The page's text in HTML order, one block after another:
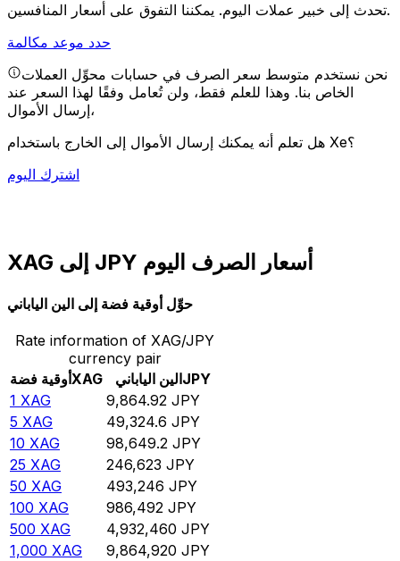
تحدث إلى خبير عملات اليوم.يمكننا التفوق على أسعار المنافسين.
حدد موعد مكالمة
نحن نستخدم متوسط سعر الصرف في حسابات محوِّل العملات
الخاص بنا. وهذا للعلم فقط، ولن تُعامل وفقًا لهذا السعر عند
إرسال الأموال،
هل تعلم أنه يمكنك إرسال الأموال إلى الخارج باستخدام Xe؟
اشترك اليوم
XAG إلى JPY أسعار الصرف اليوم
حوِّل أوقية فضة إلى الين الياباني
Rate information of XAG/JPY
currency pair
أوقية فضةXAG الين اليابانيJPY
1 XAG 9,864.92 JPY
5 XAG 49,324.6 JPY
10 XAG 98,649.2 JPY
25 XAG 246,623 JPY
50 XAG 493,246 JPY
100 XAG 986,492 JPY
500 XAG 4,932,460 JPY
1,000 XAG 9,864,920 JPY